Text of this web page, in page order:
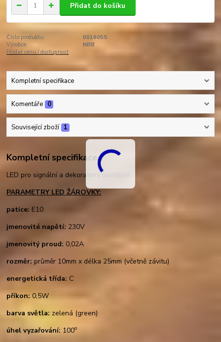
Přidat do košíku
Číslo produktu:
001605S
Výrobce:
NBB
Hlídat cenu / dostupnost
Kompletní specifikace
Komentáře 0
Související zboží 1
Kompletní specifikace
LED pro signální a dekorativní osvětlení.
PARAMETRY LED ŽÁROVKY:
patice: E10
jmenovité napětí: 230V
jmenovitý proud: 0,02A
rozměr: průměr 10mm x délka 25mm (včetně závitu)
energetická třída: C
příkon: 0,5W
barva světla: zelená (green)
úhel vyzařování: 100o